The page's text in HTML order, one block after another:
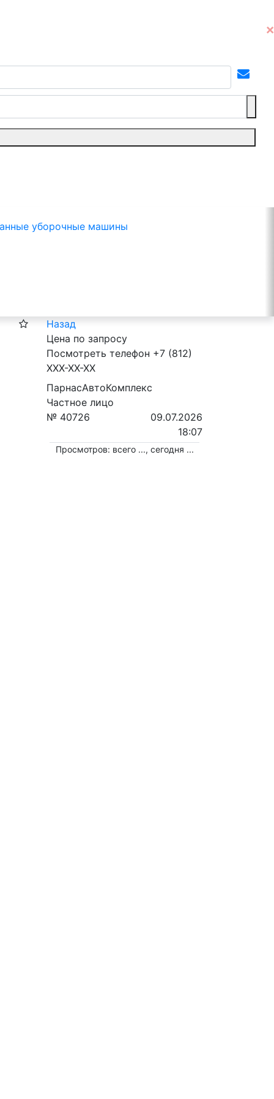
уборочные машины
Назад
Цена по запросу
Посмотреть телефон +7 (812)
XXX-XX-XX
ПарнасАвтоКомплекс
Частное лицо
№ 40726
09.07.2026
18:07
Просмотров: всего ..., сегодня ...